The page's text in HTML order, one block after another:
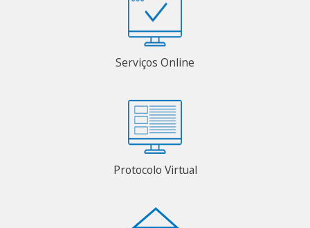
Serviços Online
Protocolo Virtual